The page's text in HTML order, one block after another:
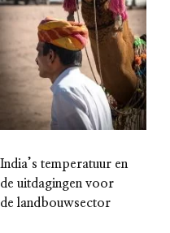
India’s temperatuur en
de uitdagingen voor
de landbouwsector